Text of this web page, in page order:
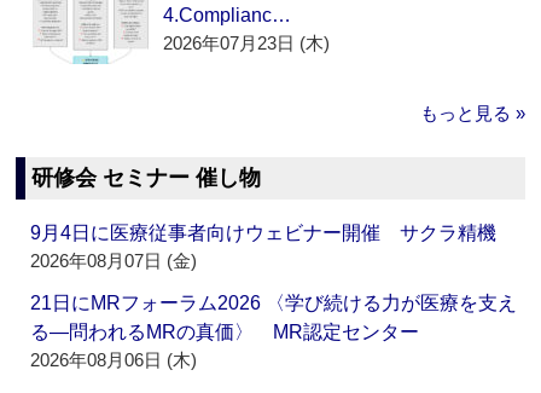
4.Complianc…
2026年07月23日 (木)
もっと見る »
研修会 セミナー 催し物
9月4日に医療従事者向けウェビナー開催 サクラ精機
2026年08月07日 (金)
21日にMRフォーラム2026 〈学び続ける力が医療を支え
る―問われるMRの真価〉 MR認定センター
2026年08月06日 (木)